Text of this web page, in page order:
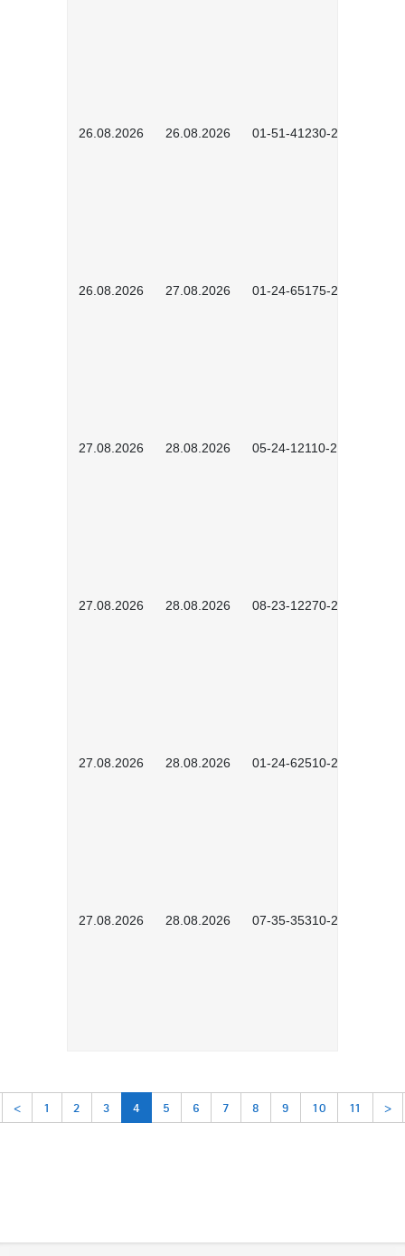
26.08.2026 26.08.2026 01-51-41230-2601
26.08.2026 27.08.2026 01-24-65175-2601
27.08.2026 28.08.2026 05-24-12110-2601
27.08.2026 28.08.2026 08-23-12270-2601
27.08.2026 28.08.2026 01-24-62510-2502
27.08.2026 28.08.2026 07-35-35310-2601
< 1 2 3 4 5 6 7 8 9 10 11 >